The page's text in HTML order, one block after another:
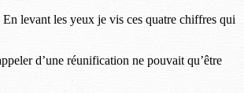
levant les yeux je vis ces quatre chiffres qui
d’une réunification ne pouvait qu’être